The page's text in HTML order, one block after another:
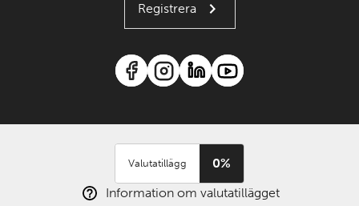
Registrera
Valutatillägg
0%
Information om valutatillägget